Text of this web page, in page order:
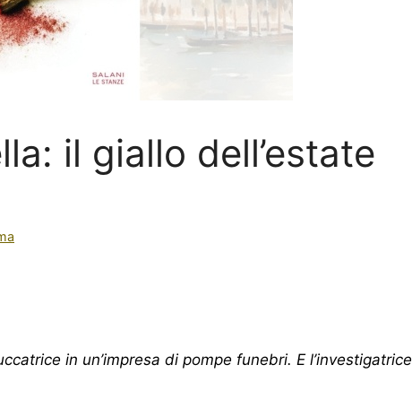
il giallo dell’estate
in un’impresa di pompe funebri. E l’investigatrice